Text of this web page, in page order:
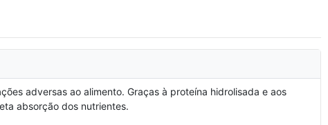
adversas ao alimento. Graças à proteína hidrolisada e aos
absorção dos nutrientes.